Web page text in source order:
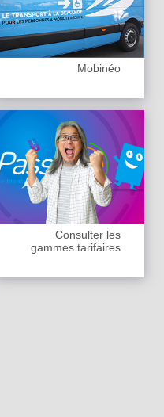
Mobinéo
Consulter les
gammes tarifaires